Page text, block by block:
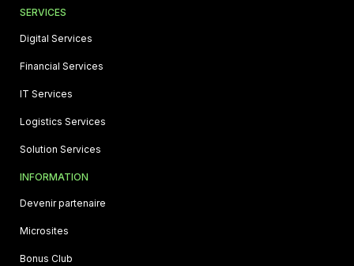
SERVICES
Digital Services
Financial Services
IT Services
Logistics Services
Solution Services
INFORMATION
Devenir partenaire
Microsites
Bonus Club